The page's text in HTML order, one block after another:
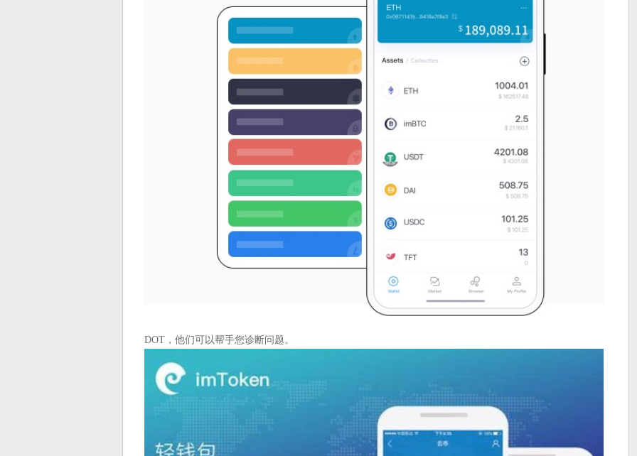
DOT，他们可以帮手您诊断问题。